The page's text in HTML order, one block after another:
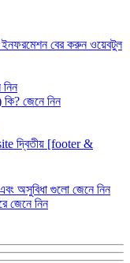
ইনফরমেশন বের করুন ওয়েবটুল
জেনে নিন
দ্বিতীয় [footer &
অসুবিধা গুলো জেনে নিন
জেনে নিন